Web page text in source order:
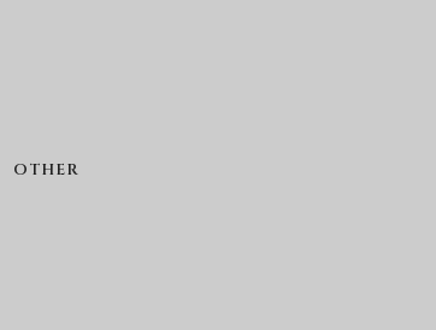
OTHER